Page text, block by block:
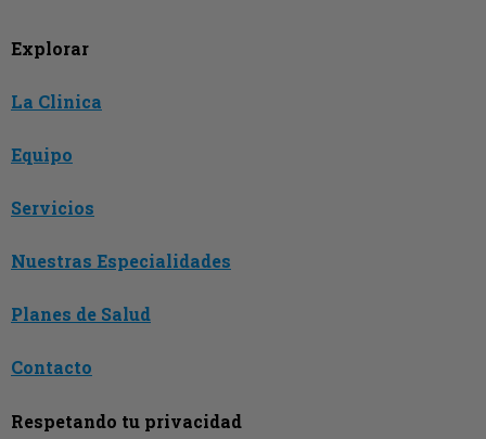
Explorar
La Clinica
Equipo
Servicios
Nuestras Especialidades
Planes de Salud
Contacto
Respetando tu privacidad